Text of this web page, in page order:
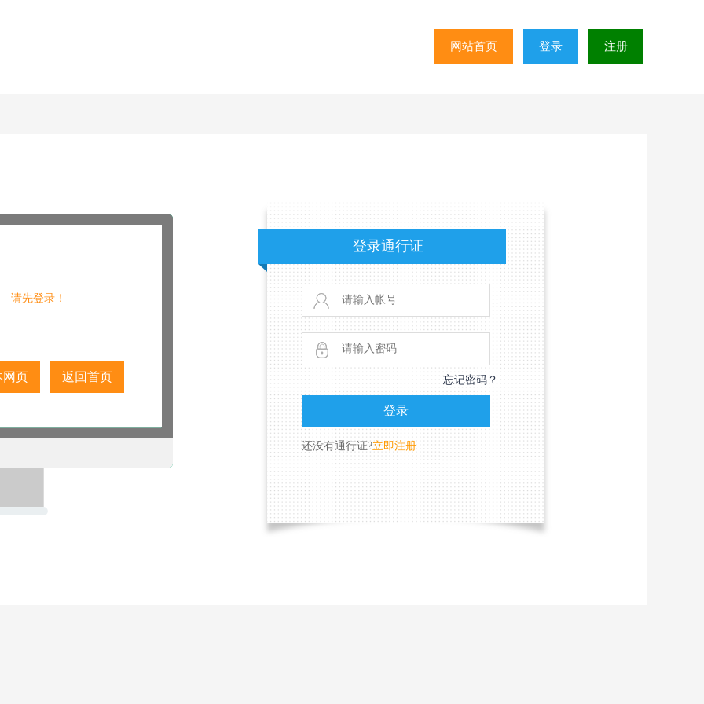
网站首页 登录 注册
请先登录！
网页 返回首页
登录通行证
忘记密码？
还没有通行证?立即注册